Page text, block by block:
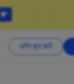
लॉग इन करें